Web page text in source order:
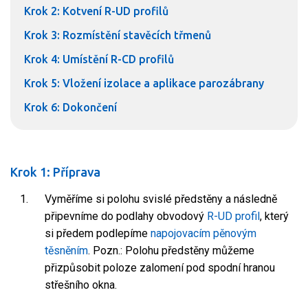
Krok 2: Kotvení R-UD profilů
Krok 3: Rozmístění stavěcích třmenů
Krok 4: Umístění R-CD profilů
Krok 5: Vložení izolace a aplikace parozábrany
Krok 6: Dokončení
Krok 1: Příprava
Vyměříme si polohu svislé předstěny a následně
připevníme do podlahy obvodový R-UD profil, který
si předem podlepíme napojovacím pěnovým
těsněním. Pozn.: Polohu předstěny můžeme
přizpůsobit poloze zalomení pod spodní hranou
střešního okna.